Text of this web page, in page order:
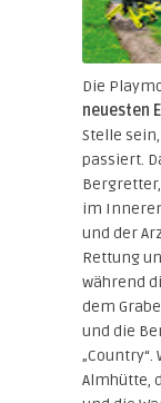
Die
neuesten
Stelle
passiert.
im
und der
Rettung
während
dem
und die
Almhütte,